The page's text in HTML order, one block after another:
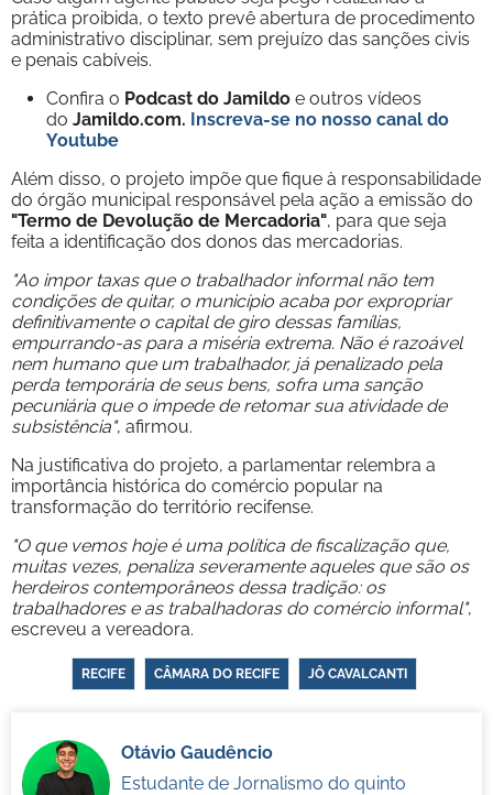
prática proibida, o texto prevê abertura de procedimento
administrativo disciplinar, sem prejuízo das sanções civis
e penais cabíveis.
Confira o Podcast do Jamildo e outros vídeos
do Jamildo.com. Inscreva-se no nosso canal do
Youtube
Além disso, o projeto impõe que fique à responsabilidade
do órgão municipal responsável pela ação a emissão do
"Termo de Devolução de Mercadoria", para que seja
feita a identificação dos donos das mercadorias.
"Ao impor taxas que o trabalhador informal não tem
condições de quitar, o município acaba por expropriar
definitivamente o capital de giro dessas famílias,
empurrando-as para a miséria extrema. Não é razoável
nem humano que um trabalhador, já penalizado pela
perda temporária de seus bens, sofra uma sanção
pecuniária que o impede de retomar sua atividade de
subsistência", afirmou.
Na justificativa do projeto, a parlamentar relembra a
importância histórica do comércio popular na
transformação do território recifense.
"O que vemos hoje é uma política de fiscalização que,
muitas vezes, penaliza severamente aqueles que são os
herdeiros contemporâneos dessa tradição: os
trabalhadores e as trabalhadoras do comércio informal",
escreveu a vereadora.
RECIFE CÂMARA DO RECIFE JÔ CAVALCANTI
Otávio Gaudêncio
Estudante de Jornalismo do quinto